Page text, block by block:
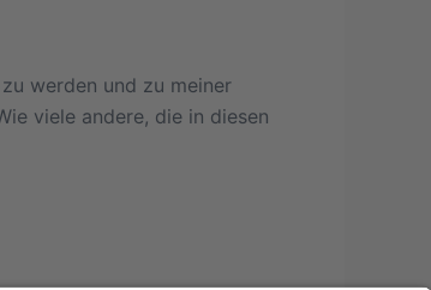
werden und zu meiner
viele andere, die in diesen